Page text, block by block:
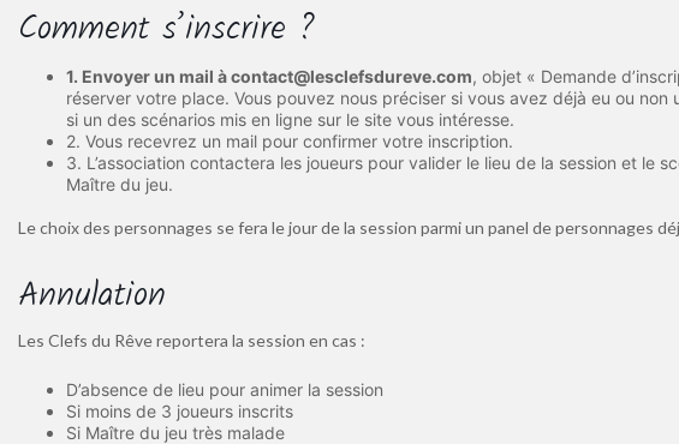
Comment s’inscrire ?
1. Envoyer un mail à contact@lesclefsdureve.com, objet « Demande
réserver votre place. Vous pouvez nous préciser si vous avez déjà eu ou non
si un des scénarios mis en ligne sur le site vous intéresse.
2. Vous recevrez un mail pour confirmer votre inscription.
3. L’association contactera les joueurs pour valider le lieu de la session et le
Maître du jeu.
Le choix des personnages se fera le jour de la session parmi un panel de personnages
Annulation
Les Clefs du Rêve reportera la session en cas :
D’absence de lieu pour animer la session
Si moins de 3 joueurs inscrits
Si Maître du jeu très malade